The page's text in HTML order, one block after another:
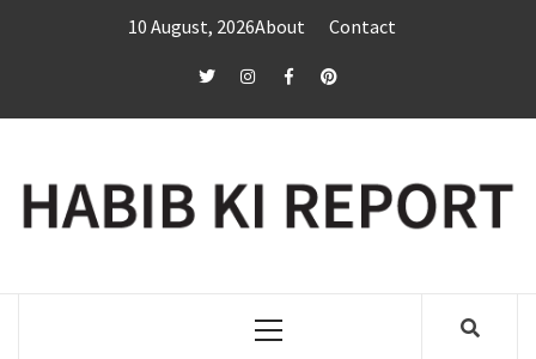
10 August, 2026About Contact
twitterInstagramFacebookPinterest
Primary